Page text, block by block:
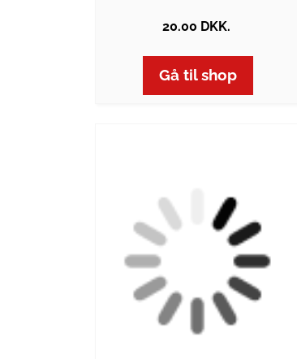
20.00 DKK.
Gå til shop